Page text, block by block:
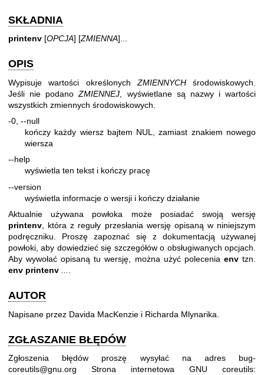
SKŁADNIA
printenv [OPCJA] [ZMIENNA]...
OPIS
Wypisuje wartości określonych ZMIENNYCHśrodowiskowych.
Jeśli nie podanoZMIENNEJ , wyświetlane są nazwy i wartości
wszystkich zmiennych środowiskowych.
-0, --null
kończy każdy wiersz bajtem NUL, zamiast znakiem nowego
wiersza
--help
wyświetla ten tekst i kończy pracę
--version
wyświetla informacje o wersji i kończy działanie
Aktualnie używana powłoka może posiadać swoją wersję
printenv , która z reguły przesłania wersję opisaną w niniejszym
podręczniku. Proszę zapoznać się z dokumentacją używanej
powłoki, aby dowiedzieć się szczegółów o obsługiwanych opcjach.
Aby wywołać opisaną tu wersję, można użyć polecenia envtzn.
env printenv
AUTOR
Napisane przez Davida MacKenzie i Richarda Mlynarika.
ZGŁASZANIE BŁĘDÓW
Zgłoszenia błędów proszę wysyłać na adres bug-
coreutils@gnu.org Strona internetowa GNU coreutils: